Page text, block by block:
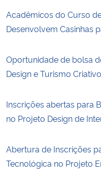
Acadêmicos do Curso
Desenvolvem Casinhas
Oportunidade de bolsa
Design e Turismo Criativo
Inscrições abertas para
no Projeto Design de
Abertura de Inscrições
Tecnológica no Projeto